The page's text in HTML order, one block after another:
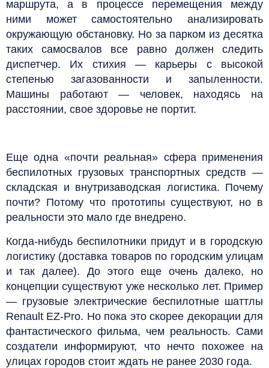
маршрута, а в процессе перемещения между
ними может самостоятельно анализировать
окружающую обстановку. Но за парком из десятка
таких самосвалов все равно должен следить
диспетчер. Их стихия — карьеры с высокой
степенью загазованности и запыленности.
Машины работают — человек, находясь на
расстоянии, свое здоровье не портит.
Еще одна «почти реальная» сфера применения
беспилотных грузовых транспортных средств —
складская и внутризаводская логистика. Почему
почти? Потому что прототипы существуют, но в
реальности это мало где внедрено.
Когда-нибудь беспилотники придут и в городскую
логистику (доставка товаров по городским улицам
и так далее). До этого еще очень далеко, но
концепции существуют уже несколько лет. Пример
— грузовые электрические беспилотные шаттлы
Renault EZ-Pro. Но пока это скорее декорации для
фантастического фильма, чем реальность. Сами
создатели информируют, что нечто похожее на
улицах городов стоит ждать не ранее 2030 года.